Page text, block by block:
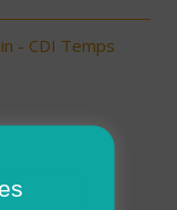
- CDI Temps